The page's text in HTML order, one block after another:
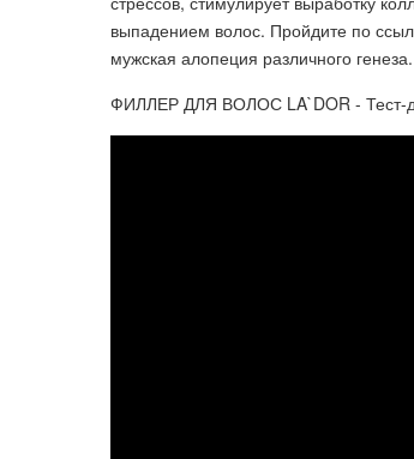
выпадением волос. Пройдите по
мужская алопеция различного генеза.
ФИЛЛЕР ДЛЯ ВОЛОС LA`DOR - Тест-